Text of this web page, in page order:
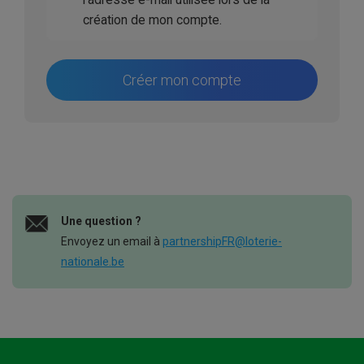
création de mon compte.
Créer mon compte
Une question ?
Envoyez un email à partnershipFR@loterie-
nationale.be